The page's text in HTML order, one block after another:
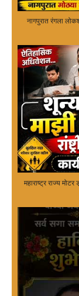
नागपुरात रंगला
महाराष्ट्र राज्य